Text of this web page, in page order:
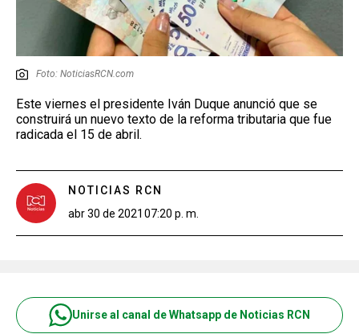
Foto: NoticiasRCN.com
Este viernes el presidente Iván Duque anunció que se
construirá un nuevo texto de la reforma tributaria que fue
radicada el 15 de abril.
NOTICIAS RCN
abr 30 de 2021 07:20 p. m.
Unirse al canal de Whatsapp de Noticias RCN